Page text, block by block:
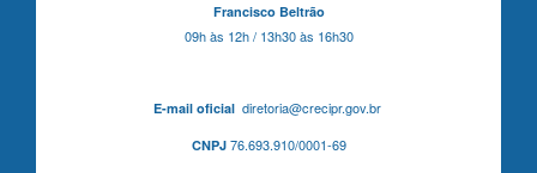
Francisco Beltrão
09h às 12h / 13h30 às 16h30
E-mail oficialdiretoria@crecipr.gov.br
CNPJ76.693.910/0001-69